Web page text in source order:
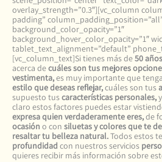
overlay_strength=”0.3″][vc_column
padding”
background_color_opacity=”1″
background_hover_color_opacity=”1″
tablet_text_alignment=”default”
[vc_column_text]Si tienes más de50 años
acerca decuáles son tus mejores
vestimenta,es muy importante que
estilo que deseas reflejar,cuáles son tus
supuesto tuscaracterísticas personales,
claro estos factores puedes estar
expresa quien verdaderamente eres,de
ocasión o con siluetas y colores que te
resaltar tu belleza natural.Todos estos
profundidad con nuestros servicios
quieres recibir más información sobre